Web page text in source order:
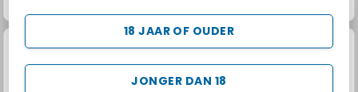
JONGER DAN 18
18 JAAR OF OUDER